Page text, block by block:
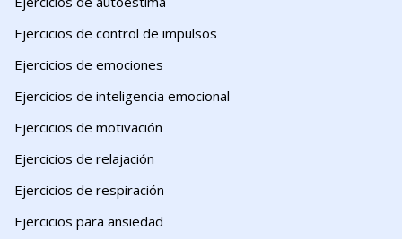
Ejercicios de control de impulsos
Ejercicios de emociones
Ejercicios de inteligencia emocional
Ejercicios de motivación
Ejercicios de relajación
Ejercicios de respiración
Ejercicios para ansiedad